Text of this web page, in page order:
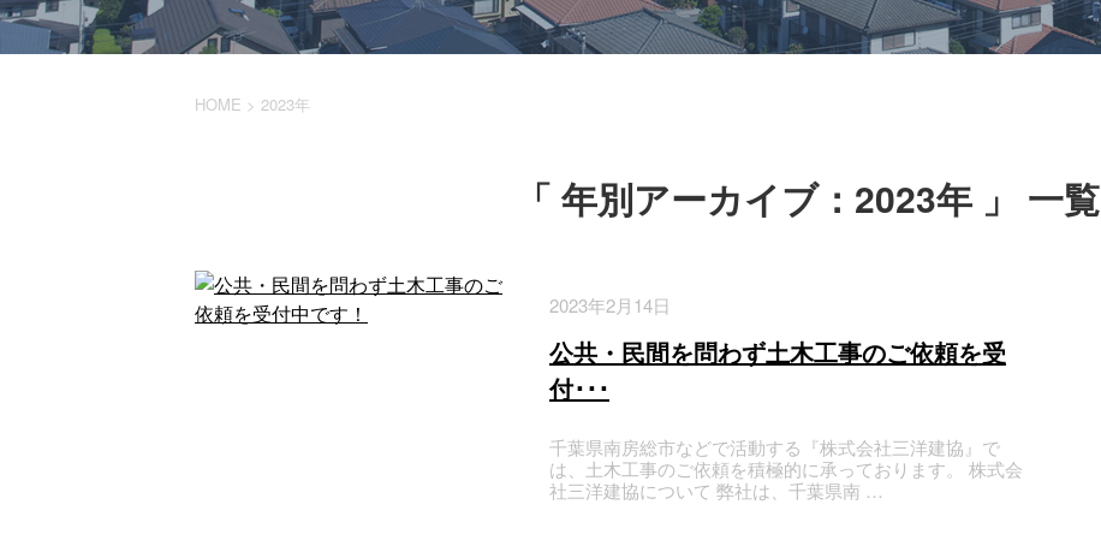
HOME > 2023年
「 年別アーカイブ：2023年 」 一覧
2023年2月14日
公共・民間を問わず土木工事のご依頼を受
付･･･
千葉県南房総市などで活動する『株式会社三洋建協』で
は、土木工事のご依頼を積極的に承っております。 株式会
社三洋建協について 弊社は、千葉県南 …